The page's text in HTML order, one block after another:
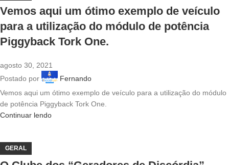
Vemos aqui um ótimo exemplo de veículo
para a utilização do módulo de potência
Piggyback Tork One.
agosto 30, 2021
Postado por
Fernando
Vemos aqui um ótimo exemplo de veículo para a utilização do módulo
de potência Piggyback Tork One.
Continuar lendo
GERAL